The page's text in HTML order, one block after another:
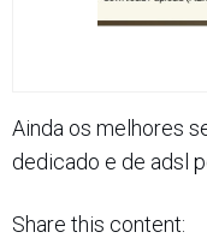
Ainda os melhores
dedicado e de adsl
Share this content: